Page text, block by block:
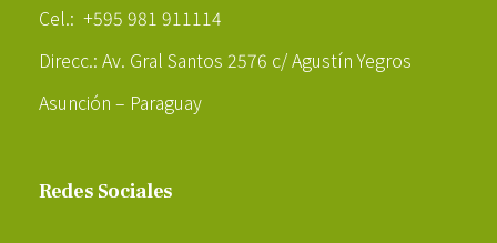
Cel.: +595 981 911114
Direcc.: Av. Gral Santos 2576 c/ Agustín Yegros
Asunción – Paraguay
Redes Sociales